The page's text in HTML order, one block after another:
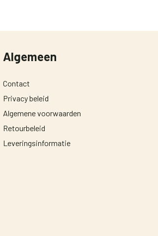
Algemeen
Contact
Privacy beleid
Algemene voorwaarden
Retourbeleid
Leveringsinformatie